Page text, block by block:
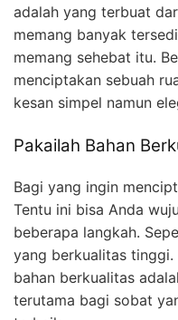
adalah yang terbuat
memang banyak
memang sehebat itu.
menciptakan sebuah
kesan simpel namun
Pakailah Bahan
Bagi yang ingin
Tentu ini bisa Anda
beberapa langkah.
yang berkualitas
bahan berkualitas
terutama bagi sobat